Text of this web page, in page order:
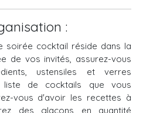
:
soirée cocktail réside dans la
de vos invités, assurez-vous
ustensiles et verres
liste de cocktails que vous
vous d'avoir les recettes à
des glaçons en quantité